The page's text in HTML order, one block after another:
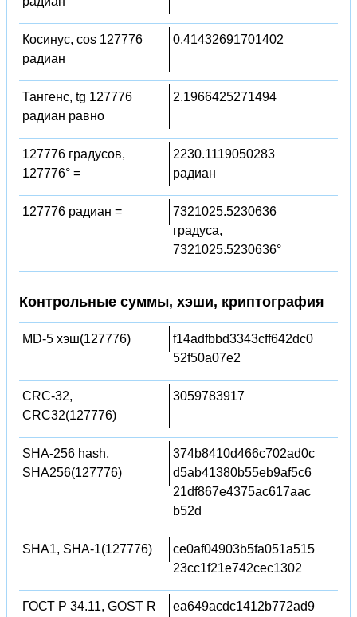
Косинус, cos 127776
радиан
0.41432691701402
Тангенс, tg 127776
радиан равно
2.1966425271494
127776 градусов,
127776° =
2230.1119050283
радиан
127776 радиан =
7321025.5230636
градуса,
7321025.5230636°
Контрольные суммы, хэши, криптография
MD-5 хэш(127776)
f14adfbbd3343cff642dc0
52f50a07e2
CRC-32,
CRC32(127776)
3059783917
SHA-256 hash,
SHA256(127776)
374b8410d466c702ad0c
d5ab41380b55eb9af5c6
21df867e4375ac617aac
b52d
SHA1, SHA-1(127776)
ce0af04903b5fa051a515
23cc1f21e742cec1302
ГОСТ Р 34.11, GOST R
ea649acdc1412b772ad9